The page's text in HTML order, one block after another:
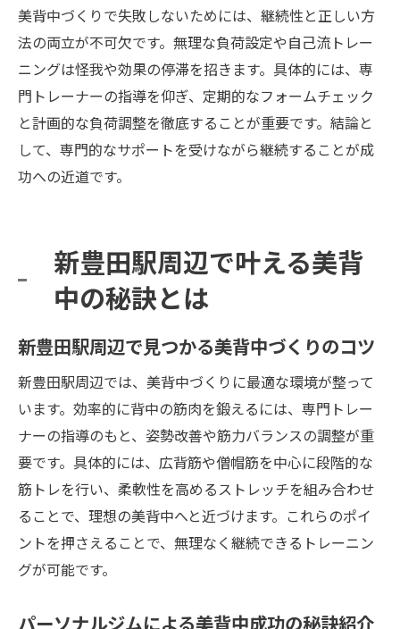
健康と美容を両立する背中トレーニング術
健康と美容を両立する美背中トレーニング
法
新豊田駅周辺で始める美背中習慣の作り方
パーソナルジムで叶う健康的な背中作り
美背中づくりと健康維持のポイントを解説
バランスよく続けるためのジム活用術
美しい背中を実現するプログラム体験談
新豊田駅近くの美背中トレーニング体験談
紹介
り
実際に効果を実感した美背中づくりの声
体験者が語るジム選びと続けやすさとは
美背中トレーニングで得た嬉しい変化を紹
介
成功体験から学ぶ美背中づくりのヒント
美背中づくりで失敗しないためには、継続性と正しい方
法の両立が不可欠です。無理な負荷設定や自己流トレー
ニングは怪我や効果の停滞を招きます。具体的には、専
門トレーナーの指導を仰ぎ、定期的なフォームチェック
と計画的な負荷調整を徹底することが重要です。結論と
して、専門的なサポートを受けながら継続することが成
功への近道です。
新豊田駅周辺で叶える美背
中の秘訣とは
新豊田駅周辺で見つかる美背中づくりのコツ
新豊田駅周辺では、美背中づくりに最適な環境が整って
います。効率的に背中の筋肉を鍛えるには、専門トレー
ナーの指導のもと、姿勢改善や筋力バランスの調整が重
要です。具体的には、広背筋や僧帽筋を中心に段階的な
筋トレを行い、柔軟性を高めるストレッチを組み合わせ
ることで、理想の美背中へと近づけます。これらのポイ
ントを押さえることで、無理なく継続できるトレーニン
グが可能です。
パーソナルジムによる美背中成功の秘訣紹介